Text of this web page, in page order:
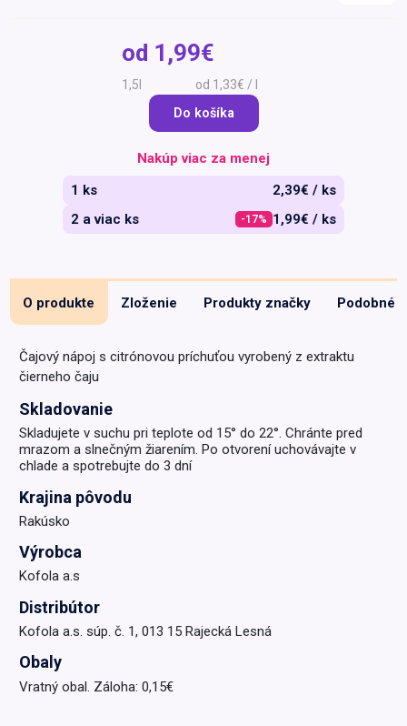
Darčekové
poukazy
Recepty
od 1,99€
1,5l od 1,33€ / l
Do košíka
Nakúp viac za menej
1 ks
2,39€ / ks
2 a viac ks
-17% 1,99€ / ks
O produkte Zloženie Produkty značky Podobné
Čajový nápoj s citrónovou príchuťou vyrobený z extraktu
čierneho čaju
Skladovanie
Skladujete v suchu pri teplote od 15° do 22°. Chránte pred
mrazom a slnečným žiarením. Po otvorení uchovávajte v
chlade a spotrebujte do 3 dní
Krajina pôvodu
Rakúsko
Výrobca
Kofola a.s
Distribútor
Kofola a.s. súp. č. 1, 013 15 Rajecká Lesná
Obaly
Vratný obal. Záloha: 0,15€